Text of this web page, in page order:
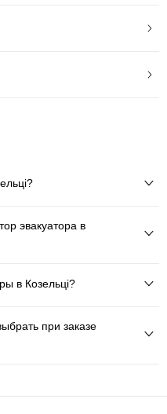
эвакуатора в
в Козельці?
при заказе